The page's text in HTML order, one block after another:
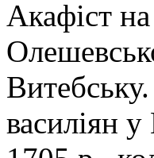
Акафіст
Витебську.
василіян